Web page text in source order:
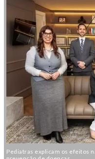
Pediatras explicam os efeitos